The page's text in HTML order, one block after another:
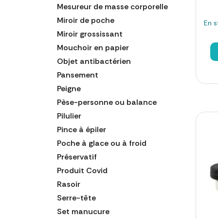
Mesureur de masse corporelle
Miroir de poche
Miroir grossissant
Mouchoir en papier
Objet antibactérien
Pansement
Peigne
Pèse-personne ou balance
Pilulier
Pince à épiler
Poche à glace ou à froid
Préservatif
Produit Covid
Rasoir
Serre-tête
Set manucure
En